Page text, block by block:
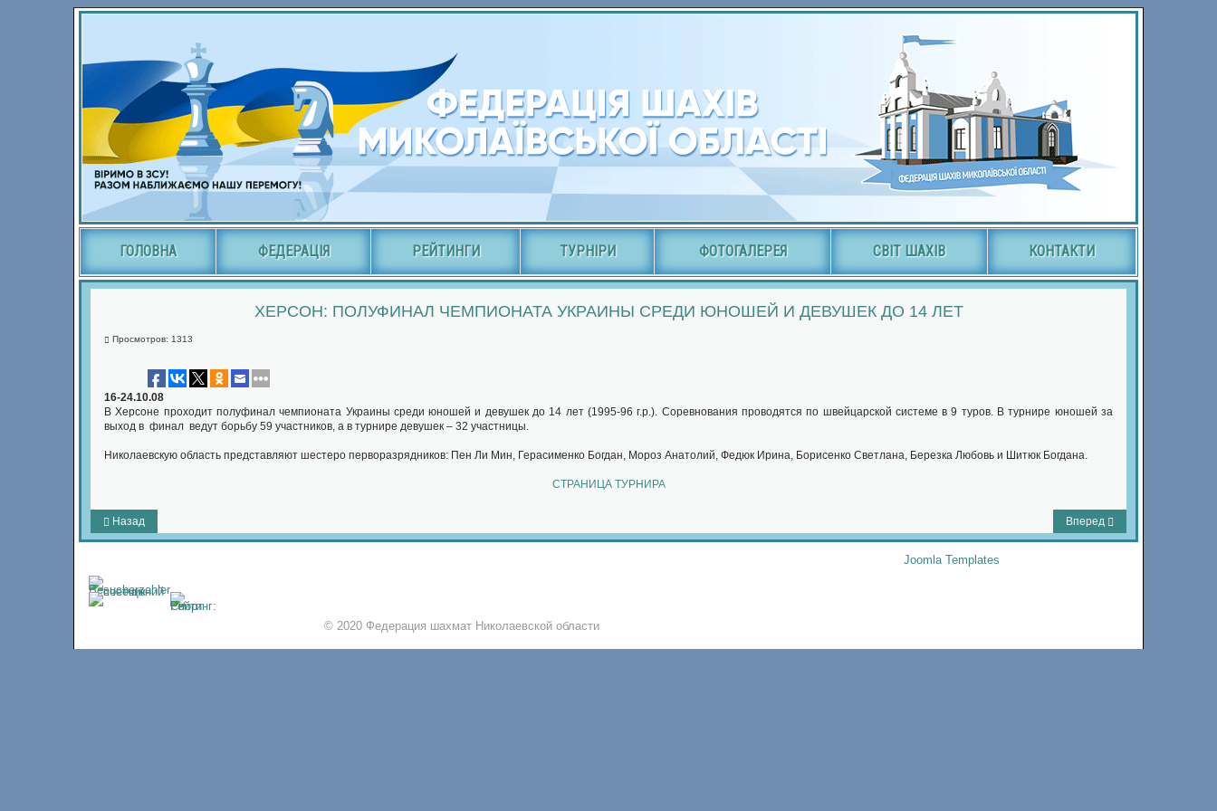
ГОЛОВНА ФЕДЕРАЦІЯ РЕЙТИНГИ ТУРНІРИ ФОТОГАЛЕРЕЯ СВІТ ШАХІВ КОНТАКТИ
ХЕРСОН: ПОЛУФИНАЛ ЧЕМПИОНАТА УКРАИНЫ СРЕДИ ЮНОШЕЙ И ДЕВУШЕК ДО 14 ЛЕТ
Просмотров: 1313
16-24.10.08
В Херсоне проходит полуфинал чемпионата Украины среди юношей и девушек до 14 лет (1995-96 г.р.). Соревнования проводятся по швейцарской системе в 9 туров. В турнире юношей за
выход в финал ведут борьбу 59 участников, а в турнире девушек – 32 участницы.
Николаевскую область представляют шестеро перворазрядников: Пен Ли Мин, Герасименко Богдан, Мороз Анатолий, Федюк Ирина, Борисенко Светлана, Березка Любовь и Шитюк Богдана.
СТРАНИЦА ТУРНИРА
Назад Вперед
© 2020 Федерация шахмат Николаевской области
Joomla Templates